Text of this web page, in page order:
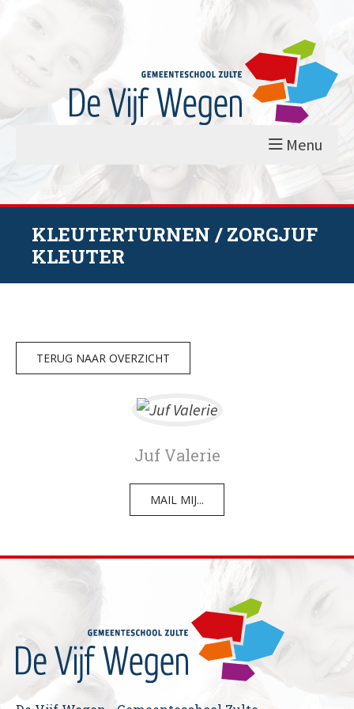
Menu
KLEUTERTURNEN / ZORGJUF
KLEUTER
TERUG NAAR OVERZICHT
Juf Valerie
MAIL MIJ...